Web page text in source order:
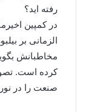
رفته اید؟
در کمپین
الزمانی بر
مخاطبانش
کرده است.
صنعت را در